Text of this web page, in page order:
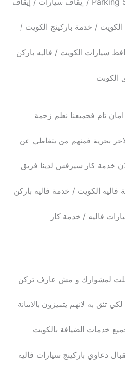
/ خدمة باركينج الكويت /
سيارات الكويت / فاليه باركن
تام فجميعنا نعلم زحمة
بحرية فمنهم من يتغاطي عن
خدمة كار سيرفس لدينا فريق
فاليه / خدمة كار
وصلت لمشوارك و مش عارف تركن
تثق به لانهم يتميزون بالامانة
خدمات الضيافة بالكويت
دعاوي باركينج سيارات فاليه